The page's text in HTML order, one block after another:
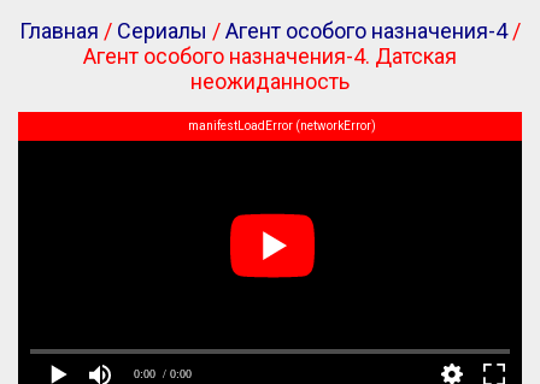
Главная / Сериалы /Агент особого назначения-4/
Агент особого назначения-4. Датская
неожиданность
0:00 / 0:00
manifestLoadError (networkError)